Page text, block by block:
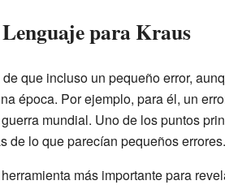
para Kraus
que incluso un pequeño error,
época. Por ejemplo, para él, un
mundial. Uno de los puntos
de lo que parecían pequeños errores.
más importante para